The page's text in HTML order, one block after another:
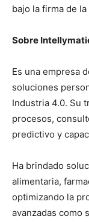
bajo la firma de
Sobre
Es una empresa
soluciones
Industria 4.0. Su
procesos,
predictivo y
Ha brindado
alimentaria,
optimizando la
avanzadas como